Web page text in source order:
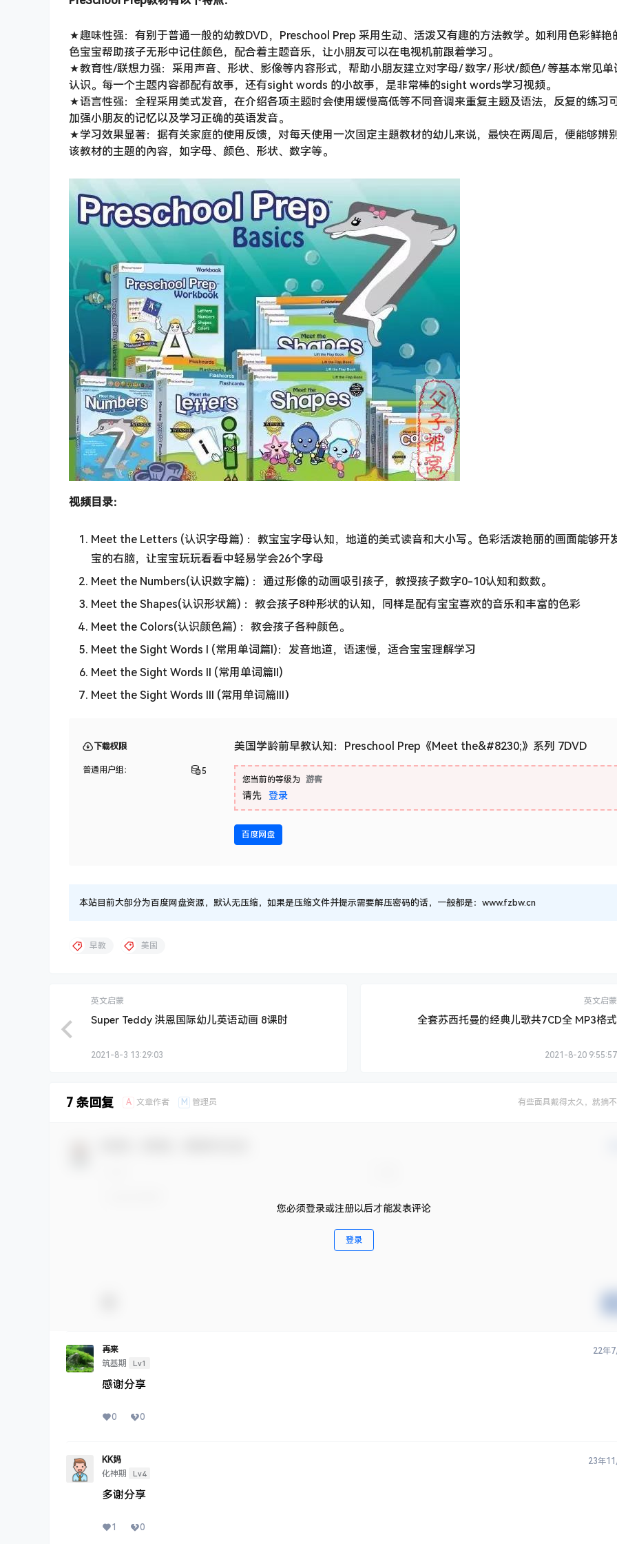
★趣味性强：有别于普通一般的幼教DVD，Preschool Prep 采用生动、活泼又有趣的方法教学。如利用色彩鲜艳
色宝宝帮助孩子无形中记住颜色，配合着主题音乐，让小朋友可以在电视机前跟着学习。
★教育性/联想力强：采用声音、形状、影像等内容形式，帮助小朋友建立对字母/ 数字/ 形状/颜色/ 等基本常见单
认识。每一个主题内容都配有故事，还有sight words 的小故事，是非常棒的sight words学习视频。
★语言性强：全程采用美式发音，在介绍各项主题时会使用缓慢高低等不同音调来重复主题及语法，反复的练习
加强小朋友的记忆以及学习正确的英语发音。
★学习效果显著：据有关家庭的使用反馈，对每天使用一次固定主題教材的幼儿来说，最快在两周后，便能够辨
该教材的主題的內容，如字母、颜色、形状、数字等。
视频目录：
Meet the Letters (认识字母篇) ：教宝宝字母认知，地道的美式读音和大小写。色彩活泼艳丽的画面能够开
宝的右脑，让宝宝玩玩看看中轻易学会26个字母
Meet the Numbers(认识数字篇) ：通过形像的动画吸引孩子，教授孩子数字0-10认知和数数。
Meet the Shapes(认识形状篇) ：教会孩子8种形状的认知，同样是配有宝宝喜欢的音乐和丰富的色彩
Meet the Colors(认识颜色篇) ：教会孩子各种颜色。
Meet the Sight Words I (常用单词篇I)：发音地道，语速慢，适合宝宝理解学习
Meet the Sight Words II (常用单词篇II)
Meet the Sight Words III (常用单词篇III）
下载权限
普通用户组： 5
美国学龄前早教认知：Preschool Prep《Meet the&#8230;》系列 7DVD
您当前的等级为 游客
请先 登录
百度网盘
本站目前大部分为百度网盘资源，默认无压缩，如果是压缩文件并提示需要解压密码的话，一般都是：www.fzbw.cn
早教 美国
英文启蒙
Super Teddy 洪恩国际幼儿英语动画 8课时
2021-8-3 13:29:03
英文启蒙
全套苏西托曼的经典儿歌共7CD全 MP3格式
2021-8-20 9:55:57
7 条回复 A 文章作者 M 管理员 有些面具戴得太久，就摘
您必须登录或注册以后才能发表评论
登录
再来
筑基期
Lv1
22年7
感谢分享
0 0
KK妈
化神期
Lv4
23年11
多谢分享
1 0